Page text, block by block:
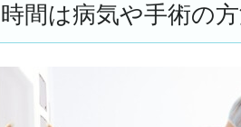
間は病気や手術の